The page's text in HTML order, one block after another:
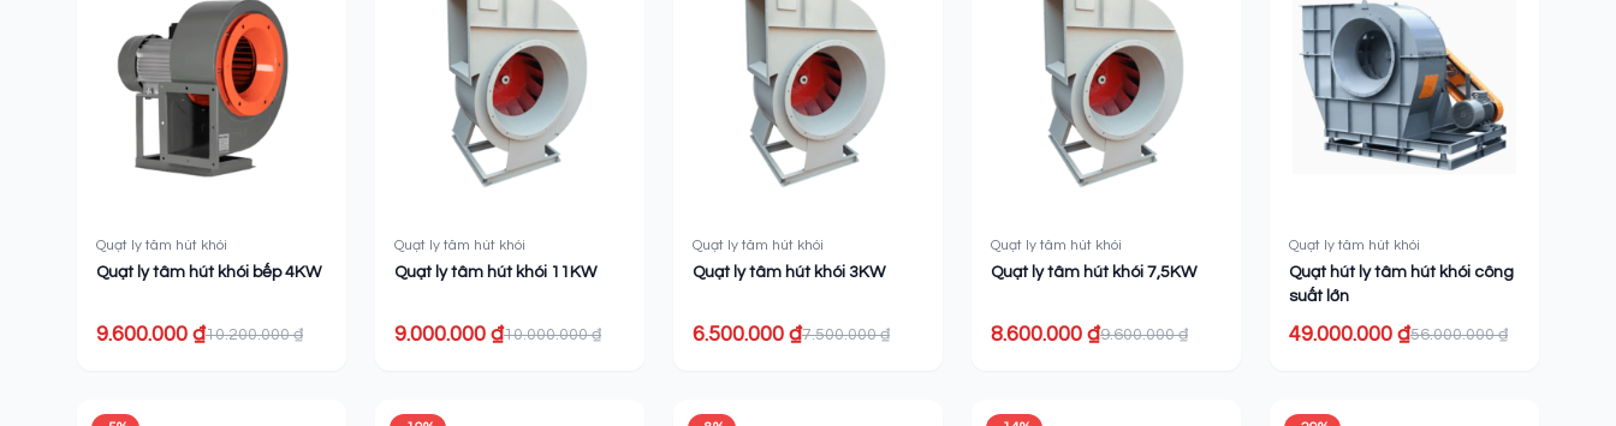
Quạt ly tâm hút khói
Quạt ly tâm hút khói bếp 4KW
9.600.000 ₫10.200.000 ₫
Quạt ly tâm hút khói
Quạt ly tâm hút khói 11KW
9.000.000 ₫10.000.000 ₫
Quạt ly tâm hút khói
Quạt ly tâm hút khói 3KW
6.500.000 ₫7.500.000 ₫
Quạt ly tâm hút khói
Quạt ly tâm hút khói 7,5KW
8.600.000 ₫9.600.000 ₫
Quạt ly tâm hút khói
Quạt hút ly tâm hút khói công
suất lớn
49.000.000 ₫56.000.000 ₫